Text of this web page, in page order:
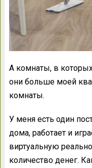
А комнаты, в
они больше моей
комнаты.
У меня есть один
дома, работает и
виртуальную
количество денег.